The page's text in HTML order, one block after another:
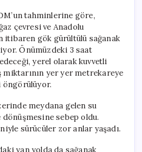
tahminlerine göre,
çevresi ve Anadolu
itibaren gök gürültülü sağanak
Önümüzdeki 3 saat
yerel olarak kuvvetli
miktarının yer yer metrekareye
öngörülüyor.
meydana gelen su
sebep oldu.
sürücüler zor anlar yaşadı.
yan yolda da sağanak